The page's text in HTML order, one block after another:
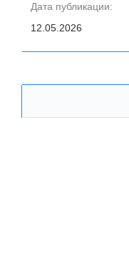
Дата публикации:
12.05.2026